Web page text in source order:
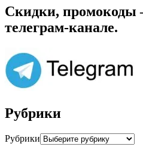
Скидки,
телеграм-канале.
Рубрики
Рубрики